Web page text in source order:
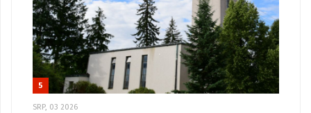
5
SRP, 03 2026